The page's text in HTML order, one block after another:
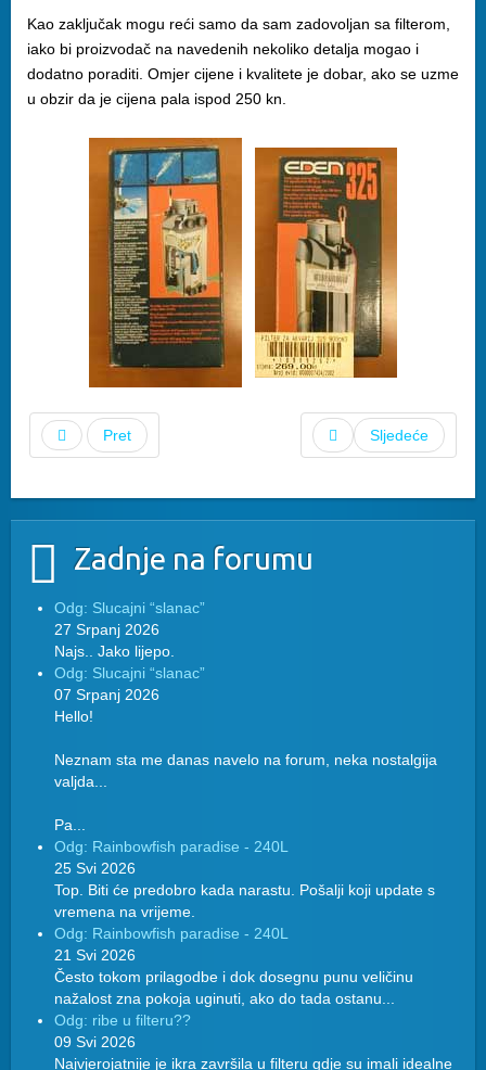
Kao zaključak mogu reći samo da sam zadovoljan sa filterom,
iako bi proizvodač na navedenih nekoliko detalja mogao i
dodatno poraditi. Omjer cijene i kvalitete je dobar, ako se uzme
u obzir da je cijena pala ispod 250 kn.
Pret Sljedeće
Zadnje na forumu
Odg: Slucajni “slanac”
27 Srpanj 2026
Najs.. Jako lijepo.
Odg: Slucajni “slanac”
07 Srpanj 2026
Hello!
Neznam sta me danas navelo na forum, neka nostalgija
valjda...
Pa...
Odg: Rainbowfish paradise - 240L
25 Svi 2026
Top. Biti će predobro kada narastu. Pošalji koji update s
vremena na vrijeme.
Odg: Rainbowfish paradise - 240L
21 Svi 2026
Često tokom prilagodbe i dok dosegnu punu veličinu
nažalost zna pokoja uginuti, ako do tada ostanu...
Odg: ribe u filteru??
09 Svi 2026
Najvjerojatnije je ikra završila u filteru gdje su imali idealne